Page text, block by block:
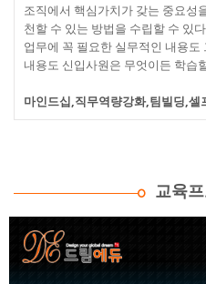
조직에서 핵심가치가 갖는 중요성
천할 수 있는 방법을 수립할 수 있
업무에 꼭 필요한 실무적인 내용
내용도 신입사원은 무엇이든 학습
마인드십,직무역량강화,팀빌딩,셀
교육